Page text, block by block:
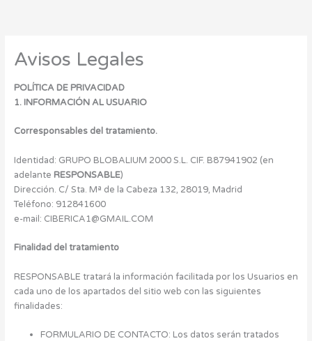
Avisos Legales
POLÍTICA DE PRIVACIDAD
1. INFORMACIÓN AL USUARIO
Corresponsables del tratamiento.
Identidad: GRUPO BLOBALIUM 2000 S.L. CIF. B87941902 (en
adelante RESPONSABLE)
Dirección. C/ Sta. Mª de la Cabeza 132, 28019, Madrid
Teléfono: 912841600
e-mail: CIBERICA1@GMAIL.COM
Finalidad del tratamiento
RESPONSABLE tratará la información facilitada por los Usuarios en
cada uno de los apartados del sitio web con las siguientes
finalidades:
FORMULARIO DE CONTACTO: Los datos serán tratados